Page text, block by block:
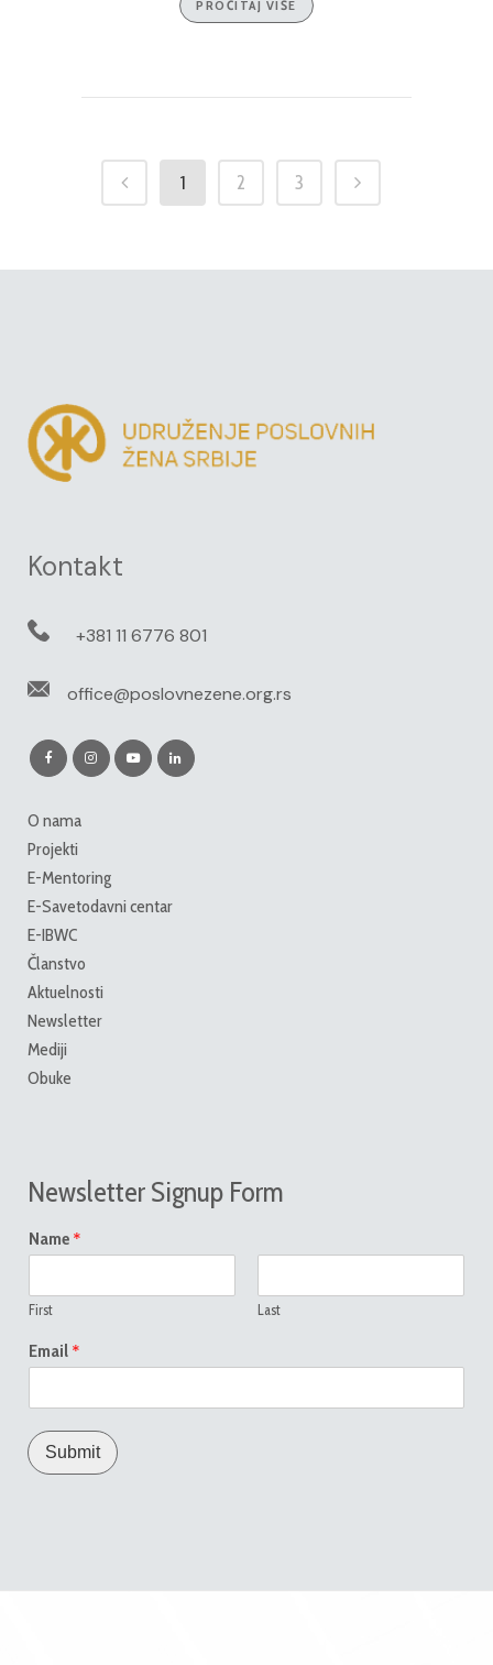
PROČITAJ VIŠE
1 2 3
Kontakt
+381 11 6776 801
office@poslovnezene.org.rs
O nama
Projekti
E-Mentoring
E-Savetodavni centar
E-IBWC
Članstvo
Aktuelnosti
Newsletter
Mediji
Obuke
Newsletter Signup Form
Name *
First Last
Email *
Submit